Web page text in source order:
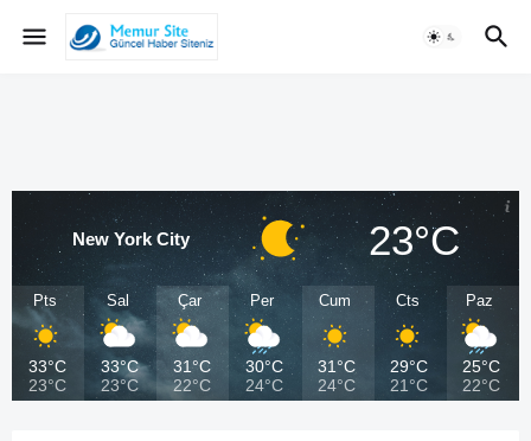
New York City 23°C
Pts
33°C
23°C
Sal
33°C
23°C
Çar
31°C
22°C
Per
30°C
24°C
Cum
31°C
24°C
Cts
29°C
21°C
Paz
25°C
22°C